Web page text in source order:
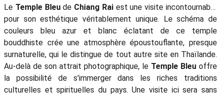
Le Temple Bleude Chiang Raiest une visite incontournable
pour son esthétique véritablement unique. Le schéma de
couleurs bleu azur et blanc éclatant de ce temple
bouddhiste crée une atmosphère époustouflante, presque
surnaturelle, qui le distingue de tout autre site en Thaïlande.
Au-delà de son attrait photographique, le Temple Bleu offre
la possibilité de s'immerger dans les riches traditions
culturelles et spirituelles du pays. Une visite ici sera sans